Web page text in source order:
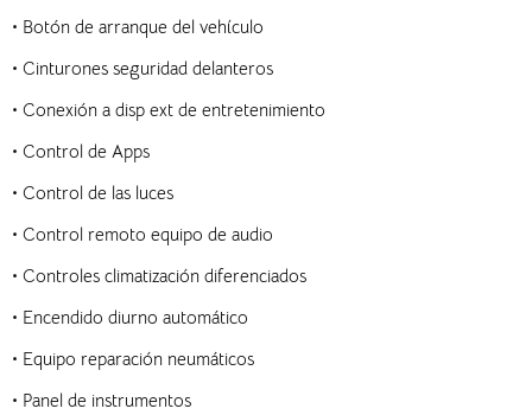
• Botón de arranque del vehículo
• Cinturones seguridad delanteros
• Conexión a disp ext de entretenimiento
• Control de Apps
• Control de las luces
• Control remoto equipo de audio
• Controles climatización diferenciados
• Encendido diurno automático
• Equipo reparación neumáticos
• Panel de instrumentos